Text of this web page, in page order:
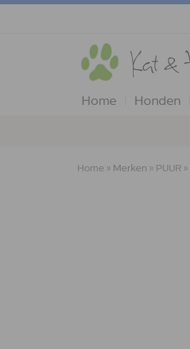
Home Honden
Home » Merken » PUUR »